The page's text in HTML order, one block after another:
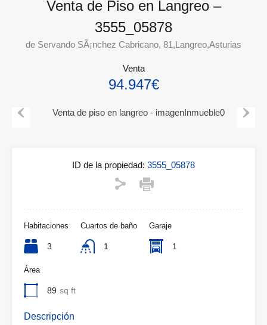
Venta de Piso en Langreo –
3555_05878
de Servando SÃ¡nchez Cabricano, 81,Langreo,Asturias
Venta
94.947€
ID de la propiedad: 3555_05878
Habitaciones
3
Cuartos de baño
1
Garaje
1
Área
89 sq ft
Descripción